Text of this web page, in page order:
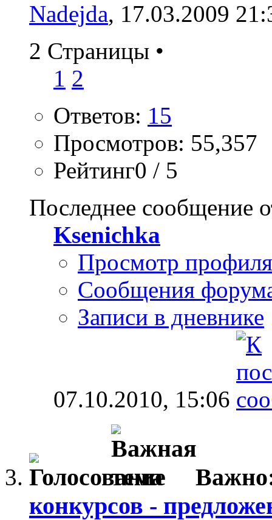
Nadejda, 17.03.2009
2 Страницы •
1 2
Ответов: 15
Просмотров: 55,357
Рейтинг0 / 5
Последнее сообщение
Ksenichka
Просмотр профиля
Сообщения
Записи в дневнике
07.10.2010, 15:06
конкурсов -